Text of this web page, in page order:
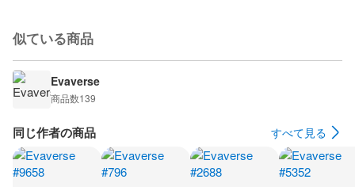
似ている商品
Evaverse
商品数139
同じ作者の商品 すべて見る